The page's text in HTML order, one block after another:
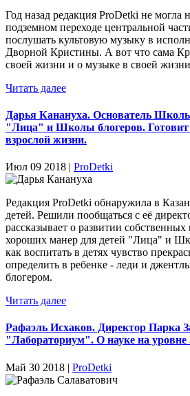
Год назад редакция ProDetki не могла
подземном переходе центральной
послушать культовую музыку в
Дворной Кристины. А вот что сама
своей жизни и о музыке в своей
Читать далее
Дарья Канануха. Основатель
"Лица" и Школы блогеров. Готовит
взрослой жизни.
Июл 09 2018 | ProDetki
Редакция ProDetki обнаружила в
детей. Решили пообщаться с её
рассказывает о развитии
хороших манер для детей "Лица" и
как воспитать в детях чувство
определить в ребенке - леди и
блогером.
Читать далее
Рафаэль Исхаков. Директор Парка
"Лабораториум". О науке на уровне
Май 30 2018 | ProDetki